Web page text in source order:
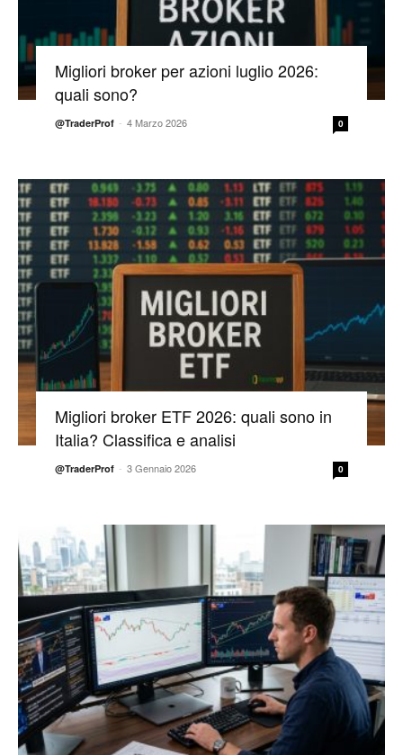
Migliori broker per azioni luglio 2026:
quali sono?
@TraderProf - 4 Marzo 2026 0
Migliori broker ETF 2026: quali sono in
Italia? Classifica e analisi
@TraderProf - 3 Gennaio 2026 0